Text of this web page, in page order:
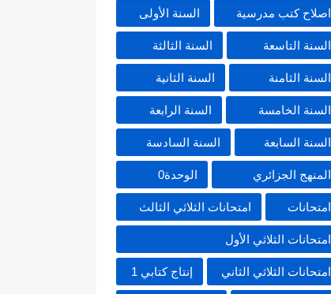
اصلاح كتب مدرسية السنة الأولى
السنة التاسعة السنة الثالثة
السنة الثامنة السنة الثانية
السنة الخامسة السنة الرابعة
السنة السابعة السنة السادسة
المنهج الجزائري الوحدة0
امتحانات امتحانات الثلاثي الثالث
امتحانات الثلاثي الأول
امتحانات الثلاثي الثاني إنتاج كتابي 1